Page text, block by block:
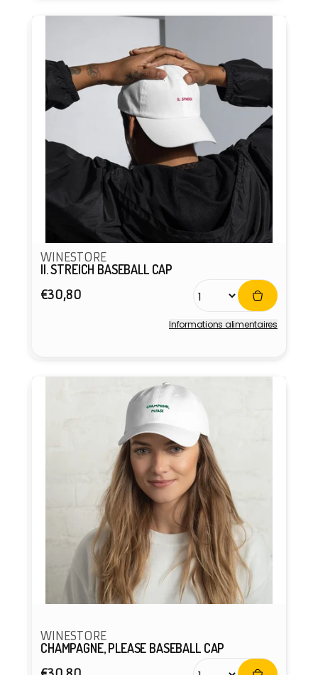
WINESTORE
II. STREICH BASEBALL CAP
Prix
€30,80
Informations alimentaires
WINESTORE
CHAMPAGNE, PLEASE BASEBALL CAP